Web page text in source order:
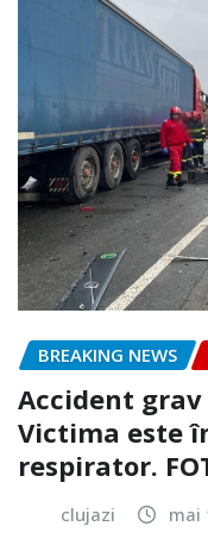
BREAKING NEWS
Accident
Victima este
respirator.
clujazi mai